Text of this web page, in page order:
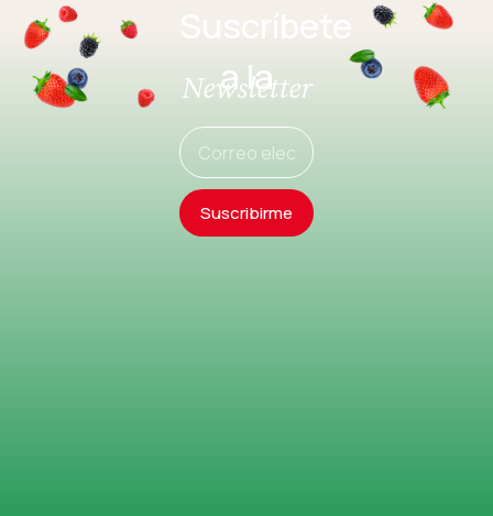
Suscríbete
a la
Newsletter
Suscribirme